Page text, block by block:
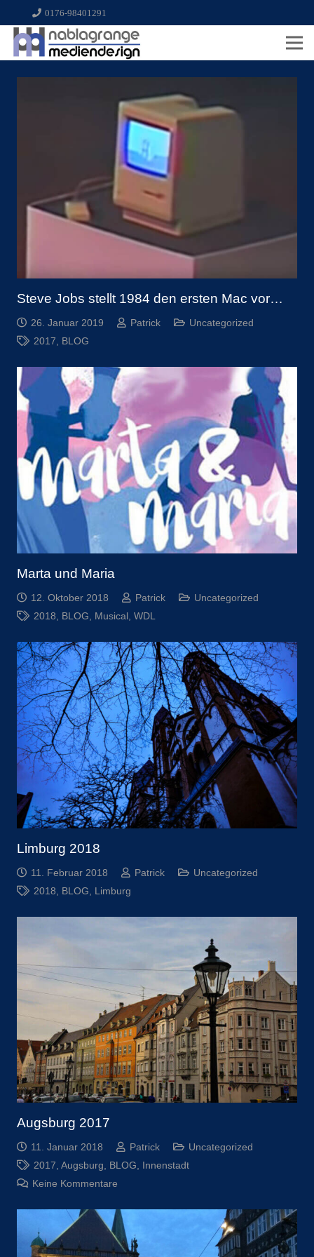
0176-98401291
Steve Jobs stellt 1984 den ersten Mac vor…
26. Januar 2019 Patrick
Uncategorized
2017, BLOG
Marta und Maria
12. Oktober 2018 Patrick
Uncategorized
2018, BLOG, Musical, WDL
Limburg 2018
11. Februar 2018 Patrick
Uncategorized
2018
BLOG Limburg
Augsburg 2017
11. Januar 2018 Patrick
Uncategorized
2017 Augsburg BLOG
Innenstadt
Keine Kommentare